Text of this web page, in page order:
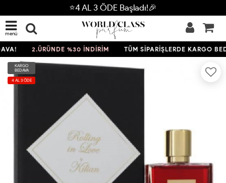
⭐4 AL 3 ÖDE Başladı!🎉
menü
2.ÜRÜNDE %30 İNDİRİM TÜM SİPARİŞLERDE KARGO
KARGO
BEDAVA
4 AL 3 ÖDE